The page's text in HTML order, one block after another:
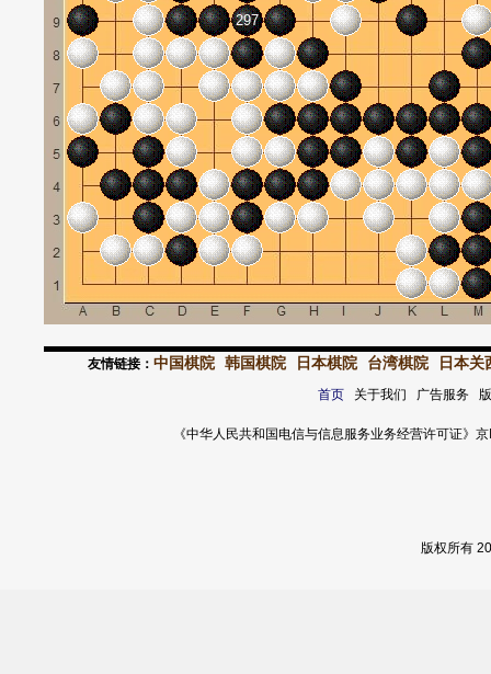
297
友情链接： 中国棋院 韩国棋院 日本棋院 台湾棋院 日本关
首页关于我们 广告服务
《中华人民共和国电信与信息服务业务经营许可证
版权所有